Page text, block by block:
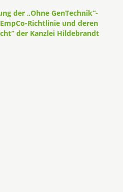
der „Ohne GenTechnik“-
Richtlinie und deren
der Kanzlei Hildebrandt